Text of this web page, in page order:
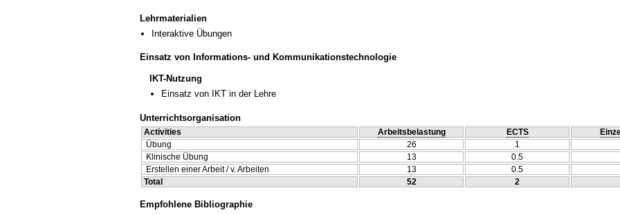
Lehrmaterialien
Interaktive Übungen
Einsatz von Informations- und Kommunikationstechnologie
IKT-Nutzung
Einsatz von IKT in der Lehre
Unterrichtsorganisation
Activities Arbeitsbelastung ECTS
Übung
26
1
Klinische Übung
13
0.5
Erstellen einer Arbeit / v. Arbeiten
13
0.5
Total
52 2
Empfohlene Bibliographie